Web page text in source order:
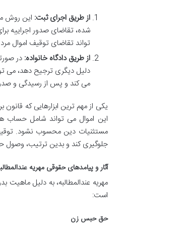
از طریق اجرای ثبت: این روش
تواند تقاضای توقیف اموال
از طریق دادگاه خانواده: در
دلیل دیگری ترجیح دهد، می
می کند و پس از رسیدگی و
یکی از مهم ترین ابزارهایی که قانون
این اموال می تواند شامل حساب
مستثنیات دین محسوب نشود. توقیف
جلوگیری کند و بدین ترتیب، وصول
آثار و پیامدهای حقوقی مهریه
مهریه عندالمطالبه، به دلیل
است:
حق حبس زن